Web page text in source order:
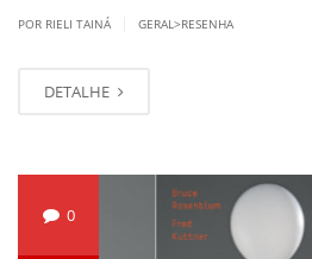
POR RIELI TAINÁ GERAL>RESENHA
DETALHE
0